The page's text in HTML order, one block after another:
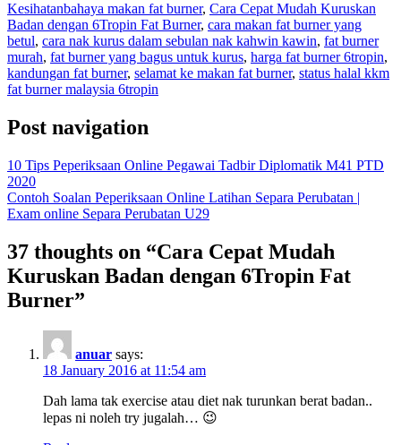
Kesihatanbahaya makan fat burner, Cara Cepat Mudah Kuruskan
Badan dengan 6Tropin Fat Burner, cara makan fat burner yang
betul, cara nak kurus dalam sebulan nak kahwin kawin, fat burner
murah, fat burner yang bagus untuk kurus, harga fat burner 6tropin,
kandungan fat burner, selamat ke makan fat burner, status halal kkm
fat burner malaysia 6tropin
Post navigation
10 Tips Peperiksaan Online Pegawai Tadbir Diplomatik M41 PTD
2020
Contoh Soalan Peperiksaan Online Latihan Separa Perubatan |
Exam online Separa Perubatan U29
37 thoughts on “Cara Cepat Mudah
Kuruskan Badan dengan 6Tropin Fat
Burner”
anuar says:
18 January 2016 at 11:54 am
Dah lama tak exercise atau diet nak turunkan berat badan..
lepas ni noleh try jugalah… 😉